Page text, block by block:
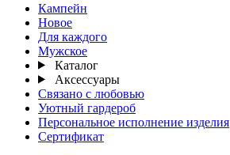
Кампейн
Новое
Для каждого
Мужское
Каталог
Аксессуары
Связано с любовью
Уютный гардероб
Персональное исполнение изделия
Сертификат